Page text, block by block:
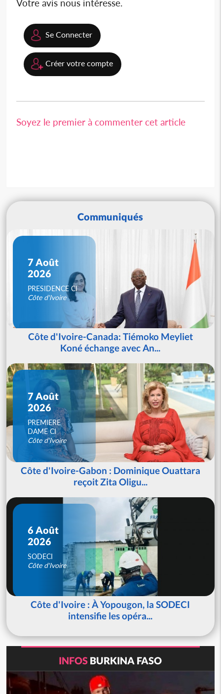
Votre avis nous intéresse.
Se Connecter
Créer votre compte
Soyez le premier à commenter cet article
Communiqués
7 Août
2026
PRESIDENCE CI
Côte d'Ivoire
Côte d'Ivoire-Canada: Tiémoko Meyliet
Koné échange avec An...
7 Août
2026
PREMIERE
DAME CI
Côte d'Ivoire
Côte d'Ivoire-Gabon : Dominique Ouattara
reçoit Zita Oligu...
6 Août
2026
SODECI
Côte d'Ivoire
Côte d'Ivoire : À Yopougon, la SODECI
intensifie les opéra...
INFOS BURKINA FASO